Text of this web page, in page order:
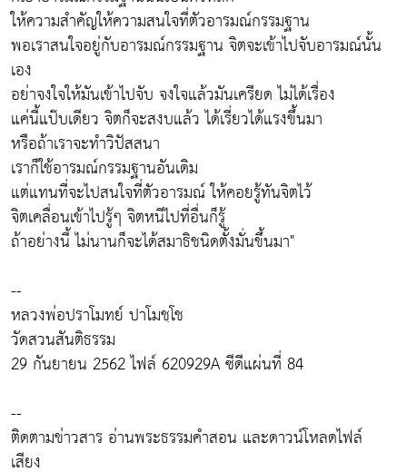
ให้ความสำคัญให้ความสนใจที่ตัวอารมณ์กรรมฐาน
พอเราสนใจอยู่กับอารมณ์กรรมฐาน จิตจะเข้าไปจับอารมณ์นั้น
เอง
อย่าจงใจให้มันเข้าไปจับ จงใจแล้วมันเครียด ไม่ได้เรื่อง
แค่นี้แป๊บเดียว จิตก็จะสงบแล้ว ได้เรี่ยวได้แรงขึ้นมา
หรือถ้าเราจะทำวิปัสสนา
เราก็ใช้อารมณ์กรรมฐานอันเดิม
แต่แทนที่จะไปสนใจที่ตัวอารมณ์ ให้คอยรู้ทันจิตไว้
จิตเคลื่อนเข้าไปรู้ๆ จิตหนีไปที่อื่นก็รู้
ถ้าอย่างนี้ ไม่นานก็จะได้สมาธิชนิดตั้งมั่นขึ้นมา"
--
หลวงพ่อปราโมทย์ ปาโมชฺโช
วัดสวนสันติธรรม
29 กันยายน 2562 ไฟล์ 620929A ซีดีแผ่นที่ 84
--
ติดตามข่าวสาร อ่านพระธรรมคำสอน และดาวน์โหลดไฟล์
เสียง